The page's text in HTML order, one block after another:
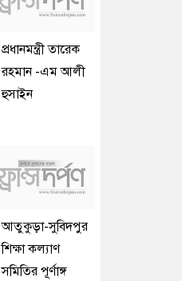
প্রধানমন্ত্রী তারেক
রহমান -এম আলী
হুসাইন
আতুকুড়া-সুবিদপুর
শিক্ষা কল্যাণ
সমিতির পূর্ণাঙ্গ